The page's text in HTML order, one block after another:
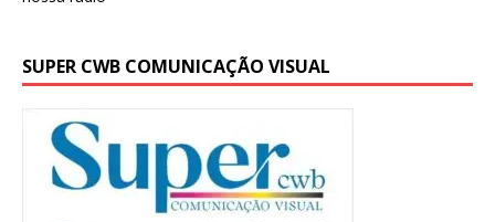
SUPER CWB COMUNICAÇÃO VISUAL